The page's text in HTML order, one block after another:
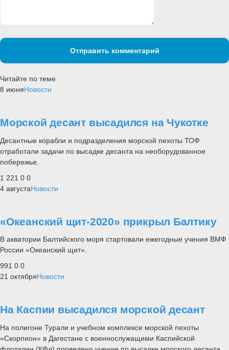
Отправить комментарий
Читайте по теме
8 июняНовости
Морской десант высадился на Чукотке
Десантные корабли и подразделения морской пехоты ТОФ
отработали задачи по высадке десанта на необорудованное
побережье.
1 221 0 0
4 августаНовости
«Океанский щит-2020» прикрыл Балтику
В акватории Балтийского моря стартовали ежегодные учения ВМФ
России «Океанский щит».
991 0 0
21 октябряНовости
На Каспии высадился морской десант
На полигоне Турали и учебном комплексе морской пехоты
«Скорпион» в Дагестане с военнослужащими Каспийской